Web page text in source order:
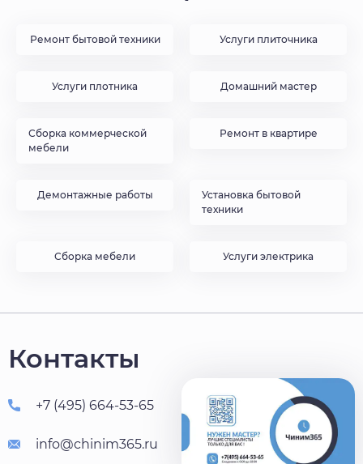
Ремонт бытовой техники Услуги плиточника
Услуги плотника Домашний мастер
Сборка коммерческой
мебели
Ремонт в квартире
Демонтажные работы
Установка бытовой
техники
Сборка мебели Услуги электрика
Контакты
+7 (495) 664-53-65
info@chinim365.ru